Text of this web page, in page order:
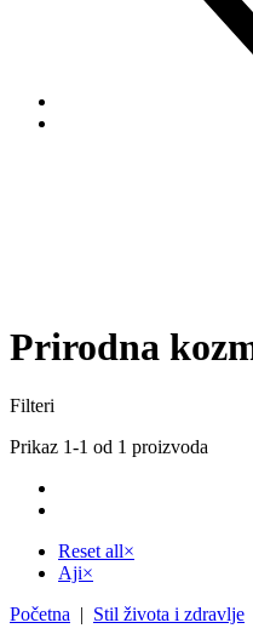
Prirodna
Filteri
Prikaz 1-1 od 1 proizvoda
Reset all×
Aji×
Početna | Stil života i zdravlje